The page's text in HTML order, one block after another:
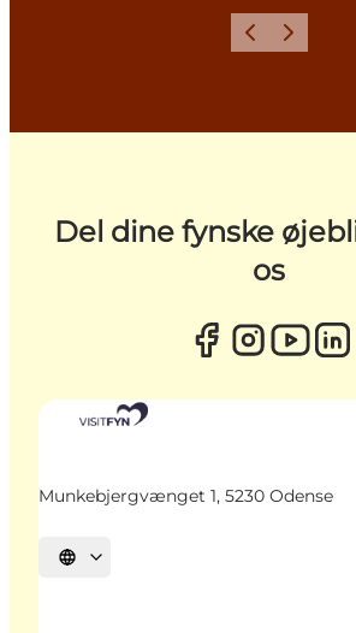
ForrigeNæste
Del dine fynske
os
Munkebjergvænget 1, 5230 Odense
Vælg sprog